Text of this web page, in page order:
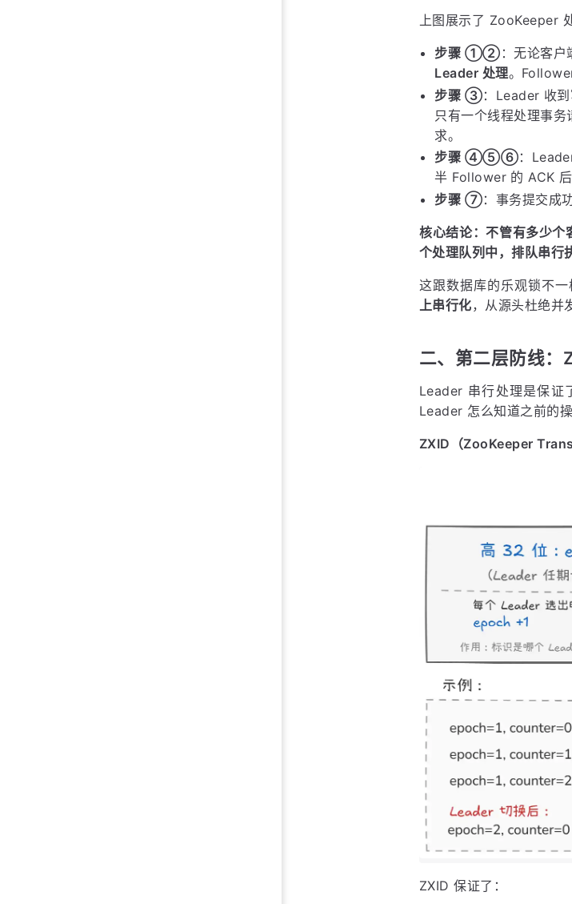
上图展示了 ZooKeeper
步骤 ①② ：无论客
Leader 处理。
步骤 ③：Leader 收
只有一个线程处理事
求。
步骤 ④⑤⑥：
半 Follower 的 ACK 后
步骤 ⑦：事务提交成
核心结论：不管有多少
个处理队列中，排队串行
这跟数据库的乐观锁不
上串行化，从源头杜绝并
二、第二层防线：
Leader 串行处理是保证
Leader 怎么知道之前的
ZXID（ZooKeeper
ZXID 保证了：